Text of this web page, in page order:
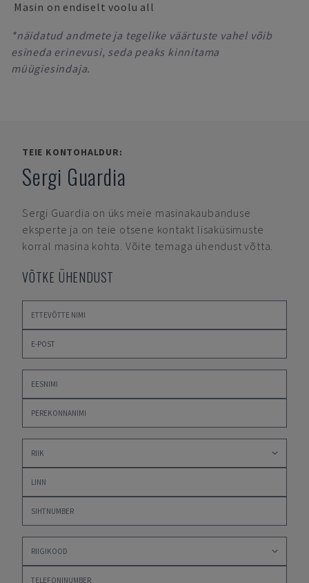
Masin on endiselt voolu all
*näidatud andmete ja tegelike väärtuste vahel võib
esineda erinevusi, seda peaks kinnitama
müügiesindaja.
TEIE KONTOHALDUR:
Sergi Guardia
Sergi Guardia on üks meie masinakaubanduse
eksperte ja on teie otsene kontakt lisaküsimuste
korral masina kohta. Võite temaga ühendust võtta.
VÕTKE ÜHENDUST